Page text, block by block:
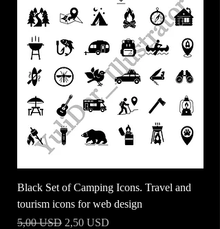
Black Set of Camping Icons. Travel and
tourism icons for web design
Prezzo regolare
5,00 USD Prezzo scontato
2,50 USD